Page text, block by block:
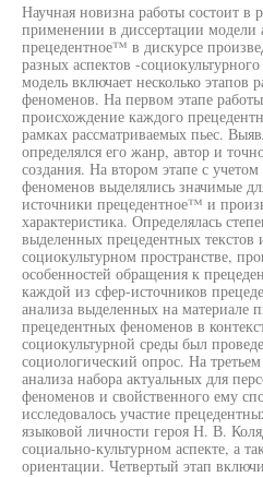
Научная новизна работы состоит в
применении в диссертации модели
прецедентное™ в дискурсе
разных аспектов -
модель включает несколько этапов
феноменов. На первом этапе
происхождение каждого
рамках рассматриваемых пьес.
определялся его жанр, автор и
создания. На втором этапе с
феноменов выделялись значимые
источники прецедентное™ и
характеристика. Определялась
выделенных прецедентных
социокультурном пространстве,
особенностей обращения к
каждой из сфер-источников
анализа выделенных на материале
прецедентных феноменов в
социокультурной среды был
социологический опрос. На
анализа набора актуальных для
феноменов и свойственного ему
исследовалось участие
языковой личности героя Н. В.
социально-культурном аспекте, а
ориентации. Четвертый этап